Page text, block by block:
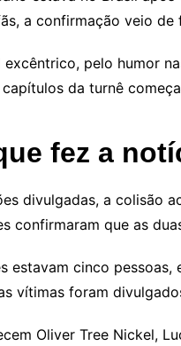
a confirmação veio
pelo humor
da turnê
fez a
divulgadas, a colisão
confirmaram que as
estavam cinco
vítimas foram
Oliver Tree Nickel,